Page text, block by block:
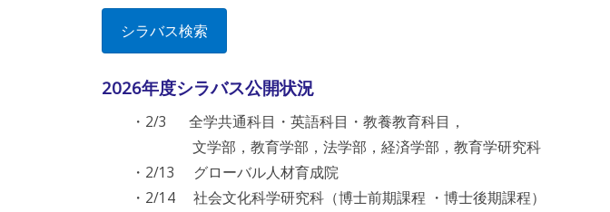
シラバス検索
2026年度シラバス公開状況
・2/3 全学共通科目・英語科目・教養教育科目，
文学部，教育学部，法学部，経済学部，教育学研究科
・2/13 グローバル人材育成院
・2/14 社会文化科学研究科（博士前期課程 ・博士後期課程）